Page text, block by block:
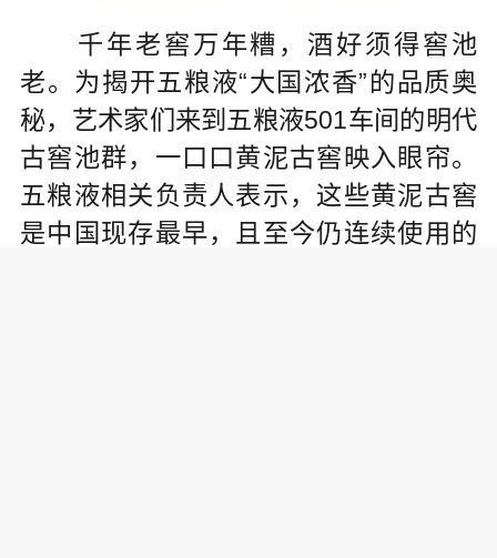
千年老窖万年糟，酒好须得窖池
老。为揭开五粮液“大国浓香”的品质奥
秘，艺术家们来到五粮液501车间的明代
古窖池群，一口口黄泥古窖映入眼帘。
五粮液相关负责人表示，这些黄泥古窖
是中国现存最早，且至今仍连续使用的